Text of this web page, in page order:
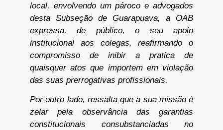
local, envolvendo um pároco e advogados
desta Subseção de Guarapuava, a OAB
expressa, de público, o seu apoio
institucional aos colegas, reafirmando o
compromisso de inibir a pratica de
quaisquer atos que importem em violação
das suas prerrogativas profissionais.
Por outro lado, ressalta que a sua missão é
zelar pela observância das garantias
constitucionais consubstanciadas no